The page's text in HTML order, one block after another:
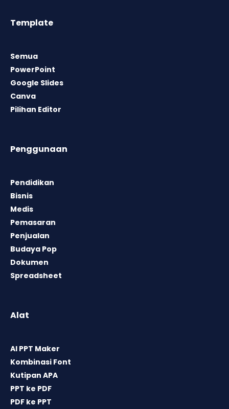
Template
Semua
PowerPoint
Google Slides
Canva
Pilihan Editor
Penggunaan
Pendidikan
Bisnis
Medis
Pemasaran
Penjualan
Budaya Pop
Dokumen
Spreadsheet
Alat
AI PPT Maker
Kombinasi Font
Kutipan APA
PPT ke PDF
PDF ke PPT